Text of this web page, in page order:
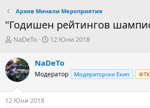
Архив Минали Мероприятия
"Годишен рейтингов
А
т
о
р
н
а
т
NaDeTo
Н
а
л
а
12 Юни 2018
NaDeTo
Модератор Модераторски Екип
12 Юни 2018